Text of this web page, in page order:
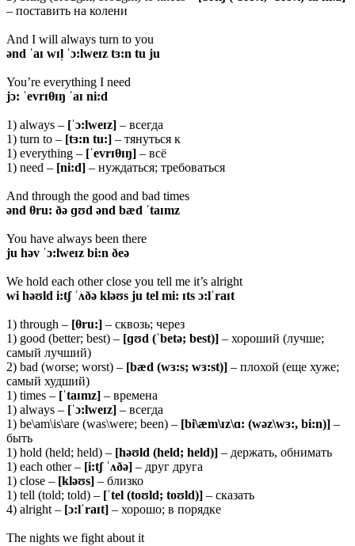
– поставить на колени
And I will always turn to you
ənd ˈaɪ wɪl̩ ˈɔ:lweɪz tɜ:n tu ju
You’re everything I need
jɔ: ˈevrɪθɪŋ ˈaɪ ni:d
1) always – [ˈɔ:lweɪz] – всегда
1) turn to – [tɜ:n tu:] – тянуться к
1) everything – [ˈevrɪθɪŋ] – всё
1) need – [ni:d] – нуждаться; требоваться
And through the good and bad times
ənd θru: ðə ɡʊd ənd bæd ˈtaɪmz
You have always been there
ju həv ˈɔ:lweɪz bi:n ðeə
We hold each other close you tell me it’s alright
wi həʊld i:tʃ ˈʌðə kləʊs ju tel mi: ɪts ɔ:lˈraɪt
1) through – [θru:] – сквозь; через
1) good (better; best) – [ɡʊd (ˈbetə; best)] – хороший (лучше;
самый лучший)
2) bad (worse; worst) – [bæd (wɜ:s; wɜ:st)] – плохой (еще хуже;
самый худший)
1) times – [ˈtaɪmz] – времена
1) always – [ˈɔ:lweɪz] – всегда
1) be\am\is\are (was\were; been) – [bi\æm\ɪz\ɑ: (wəz\wɜ:, bi:n)] –
быть
1) hold (held; held) – [həʊld (held; held)] – держать, обнимать
1) each other – [i:tʃ ˈʌðə] – друг друга
1) close – [kləʊs] – близко
1) tell (told; told) – [ˈtel (toʊld; toʊld)] – сказать
4) alright – [ɔ:lˈraɪt] – хорошо; в порядке
The nights we fight about it